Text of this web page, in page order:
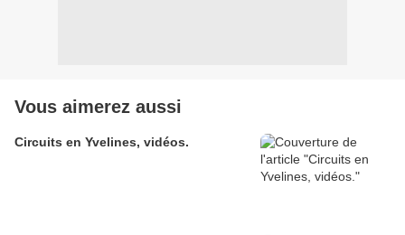
Vous aimerez aussi
Circuits en Yvelines, vidéos.